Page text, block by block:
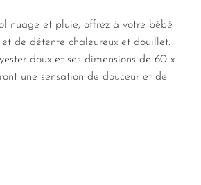
nuage et pluie, offrez à votre bébé
de détente chaleureux et douillet.
doux et ses dimensions de 60 x
une sensation de douceur et de